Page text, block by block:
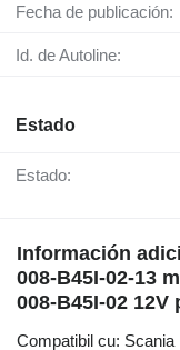
Fecha de publicación:
Id. de Autoline:
Estado
Estado:
Información
008-B45I-02-13
008-B45I-02
Compatibil cu: Scania